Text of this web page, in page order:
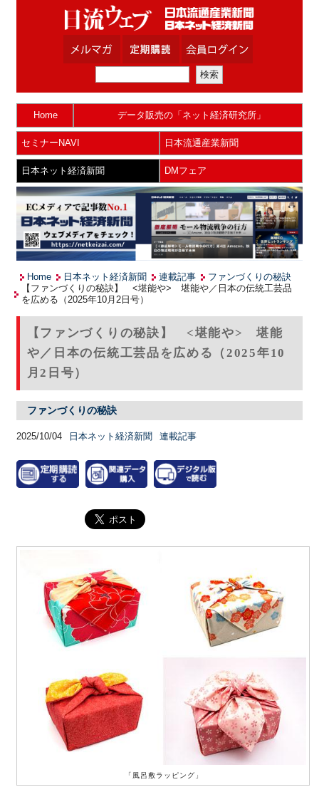
Home データ販売の「ネット経済研究所」
セミナーNAVI 日本流通産業新聞
日本ネット経済新聞 DMフェア
Home 日本ネット経済新聞 連載記事
ファンづくりの秘訣
【ファンづくりの秘訣】 <堪能や> 堪能や／日本の伝統工芸品
を広める（2025年10月2日号）
【ファンづくりの秘訣】 <堪能や> 堪能
や／日本の伝統工芸品を広める（2025年10
月2日号）
ファンづくりの秘訣
2025/10/04 日本ネット経済新聞 連載記事
「風呂敷ラッピング」